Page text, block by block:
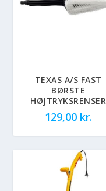
TEXAS A/S FAST
BØRSTE
HØJTRYKSRENSER
129,00 kr.